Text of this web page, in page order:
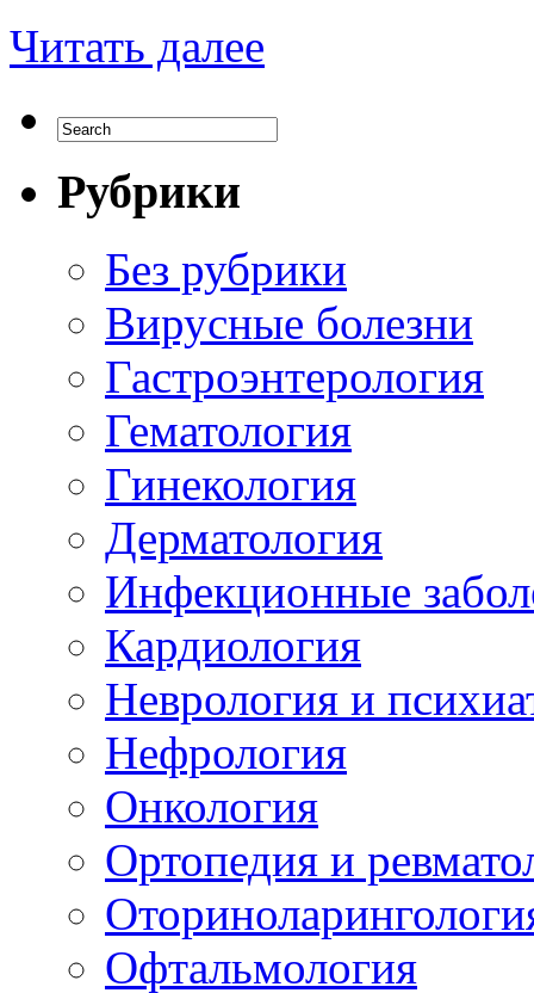
Читать далее
Рубрики
Без рубрики
Вирусные болезни
Гастроэнтерология
Гематология
Гинекология
Дерматология
Инфекционные
Кардиология
Неврология и
Нефрология
Онкология
Ортопедия и
Офтальмология